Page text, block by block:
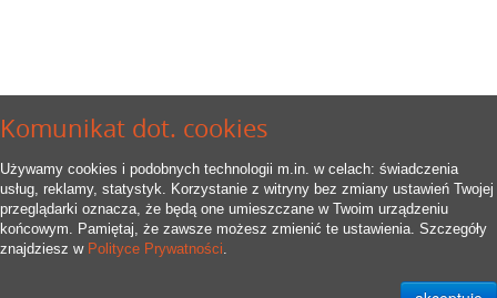
Komunikat dot. cookies
Używamy cookies i podobnych technologii m.in. w celach: świadczenia
usług, reklamy, statystyk. Korzystanie z witryny bez zmiany ustawień Twojej
przeglądarki oznacza, że będą one umieszczane w Twoim urządzeniu
końcowym. Pamiętaj, że zawsze możesz zmienić te ustawienia. Szczegóły
znajdziesz w Polityce Prywatności.